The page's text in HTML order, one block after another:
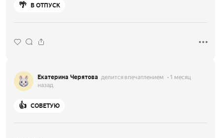
🌴 В ОТПУСК
Екатерина Черятова делится впечатлением
1 месяц
назад
👍 СОВЕТУЮ